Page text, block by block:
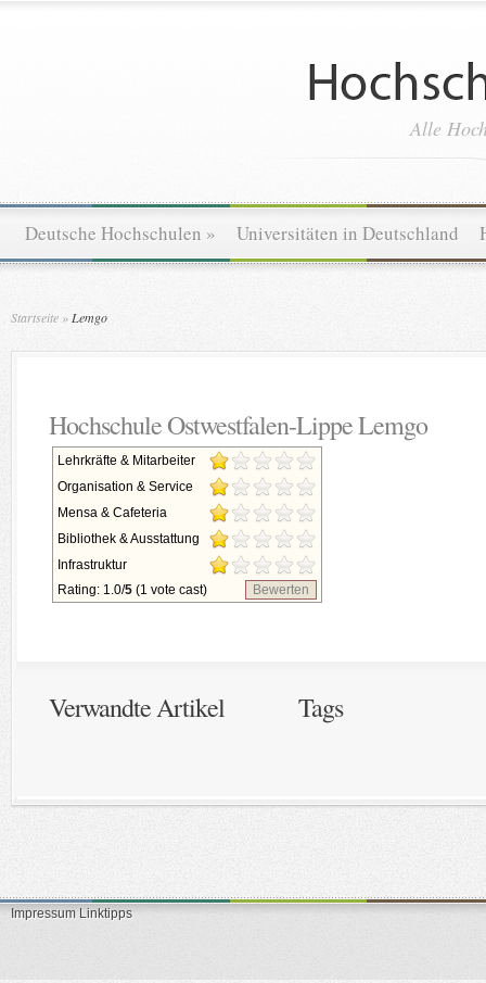
Alle
Deutsche Hochschulen » Universitäten in Deutschland
Startseite » Lemgo
Hochschule Ostwestfalen-Lippe Lemgo
Lehrkräfte & Mitarbeiter
Organisation & Service
Mensa & Cafeteria
Bibliothek & Ausstattung
Infrastruktur
Rating: 1.0/5 (1 vote cast) Bewerten
Verwandte Artikel Tags
Impressum Linktipps